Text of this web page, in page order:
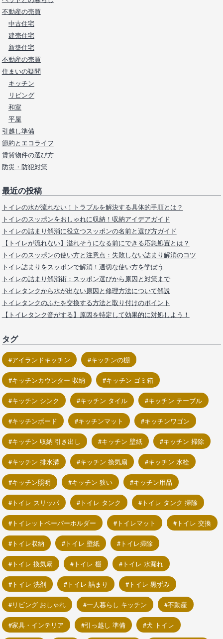
不動産の売買
中古住宅
建売住宅
新築住宅
不動産の売買
住まいの疑問
キッチン
リビング
和室
平屋
引越し準備
節約とエコライフ
賃貸物件の選び方
防災・防犯対策
最近の投稿
トイレの水が流れない！トラブルを解決する具体的手順とは？
トイレのスッポンをおしゃれに収納！収納アイデアガイド
トイレの詰まり解消に役立つスッポンの名前と選び方ガイド
【トイレが流れない】溢れそうになる前にできる応急処置とは？
トイレのスッポンの使い方と注意点：失敗しない詰まり解消のコツ
トイレ詰まりをスッポンで解消！適切な使い方を学ぼう
トイレの詰まり解消術：スッポン選びから原因と対策まで
トイレタンクから水が出ない原因と修理方法について解説
トイレタンクのふたを交換する方法と取り付けのポイント
【トイレタンク音がする】原因を特定して効果的に対処しよう！
タグ
アイランドキッチン キッチンの棚
キッチンカウンター 収納 キッチン ゴミ箱
キッチン シンク キッチン タイル キッチン テーブル
キッチンボード キッチンマット キッチンワゴン
キッチン 収納 引き出し キッチン 壁紙 キッチン 掃除
キッチン 排水溝 キッチン 換気扇 キッチン 水栓
キッチン照明 キッチン 狭い キッチン用品
トイレ スリッパ トイレ タンク トイレ タンク 掃除
トイレットペーパーホルダー トイレマット トイレ 交換
トイレ収納 トイレ 壁紙 トイレ掃除
トイレ 換気扇 トイレ 棚 トイレ 水漏れ
トイレ 洗剤 トイレ 詰まり トイレ 黒ずみ
リビング おしゃれ 一人暮らし キッチン 不動産
家具・インテリア 引っ越し 準備 犬 トイレ